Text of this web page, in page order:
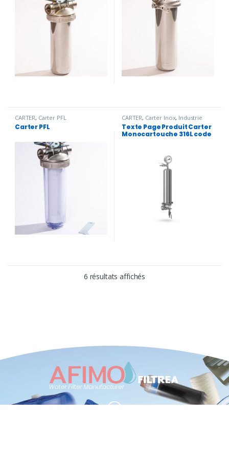
CARTER, Carter PFL
Carter PFL
CARTER, Carter Inox, Industrie
cosmétique Monocartouche
316L code 7 FI
Texte Page Produit Carter
Monocartouche 316L code
6 résultats affichés